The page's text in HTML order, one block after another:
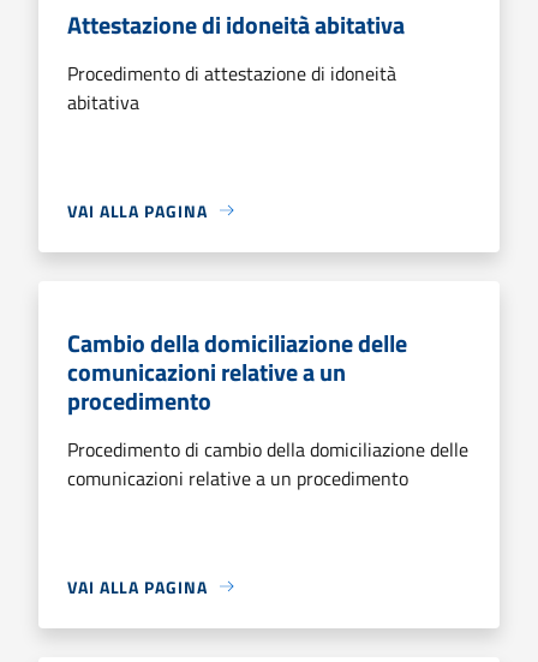
Attestazione di idoneità abitativa
Procedimento di attestazione di idoneità
abitativa
VAI ALLA PAGINA
Cambio della domiciliazione delle
comunicazioni relative a un
procedimento
Procedimento di cambio della domiciliazione delle
comunicazioni relative a un procedimento
VAI ALLA PAGINA